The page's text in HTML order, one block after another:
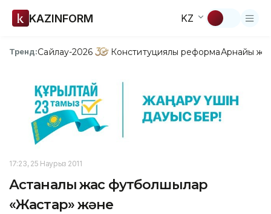
KAZINFORM KZ
Тренд:Сайлау-2026 Конституциялық реформаАрнайы
17:23, 25 Наурыз 2011
Астаналық жас футболшылар
«Жастар» және